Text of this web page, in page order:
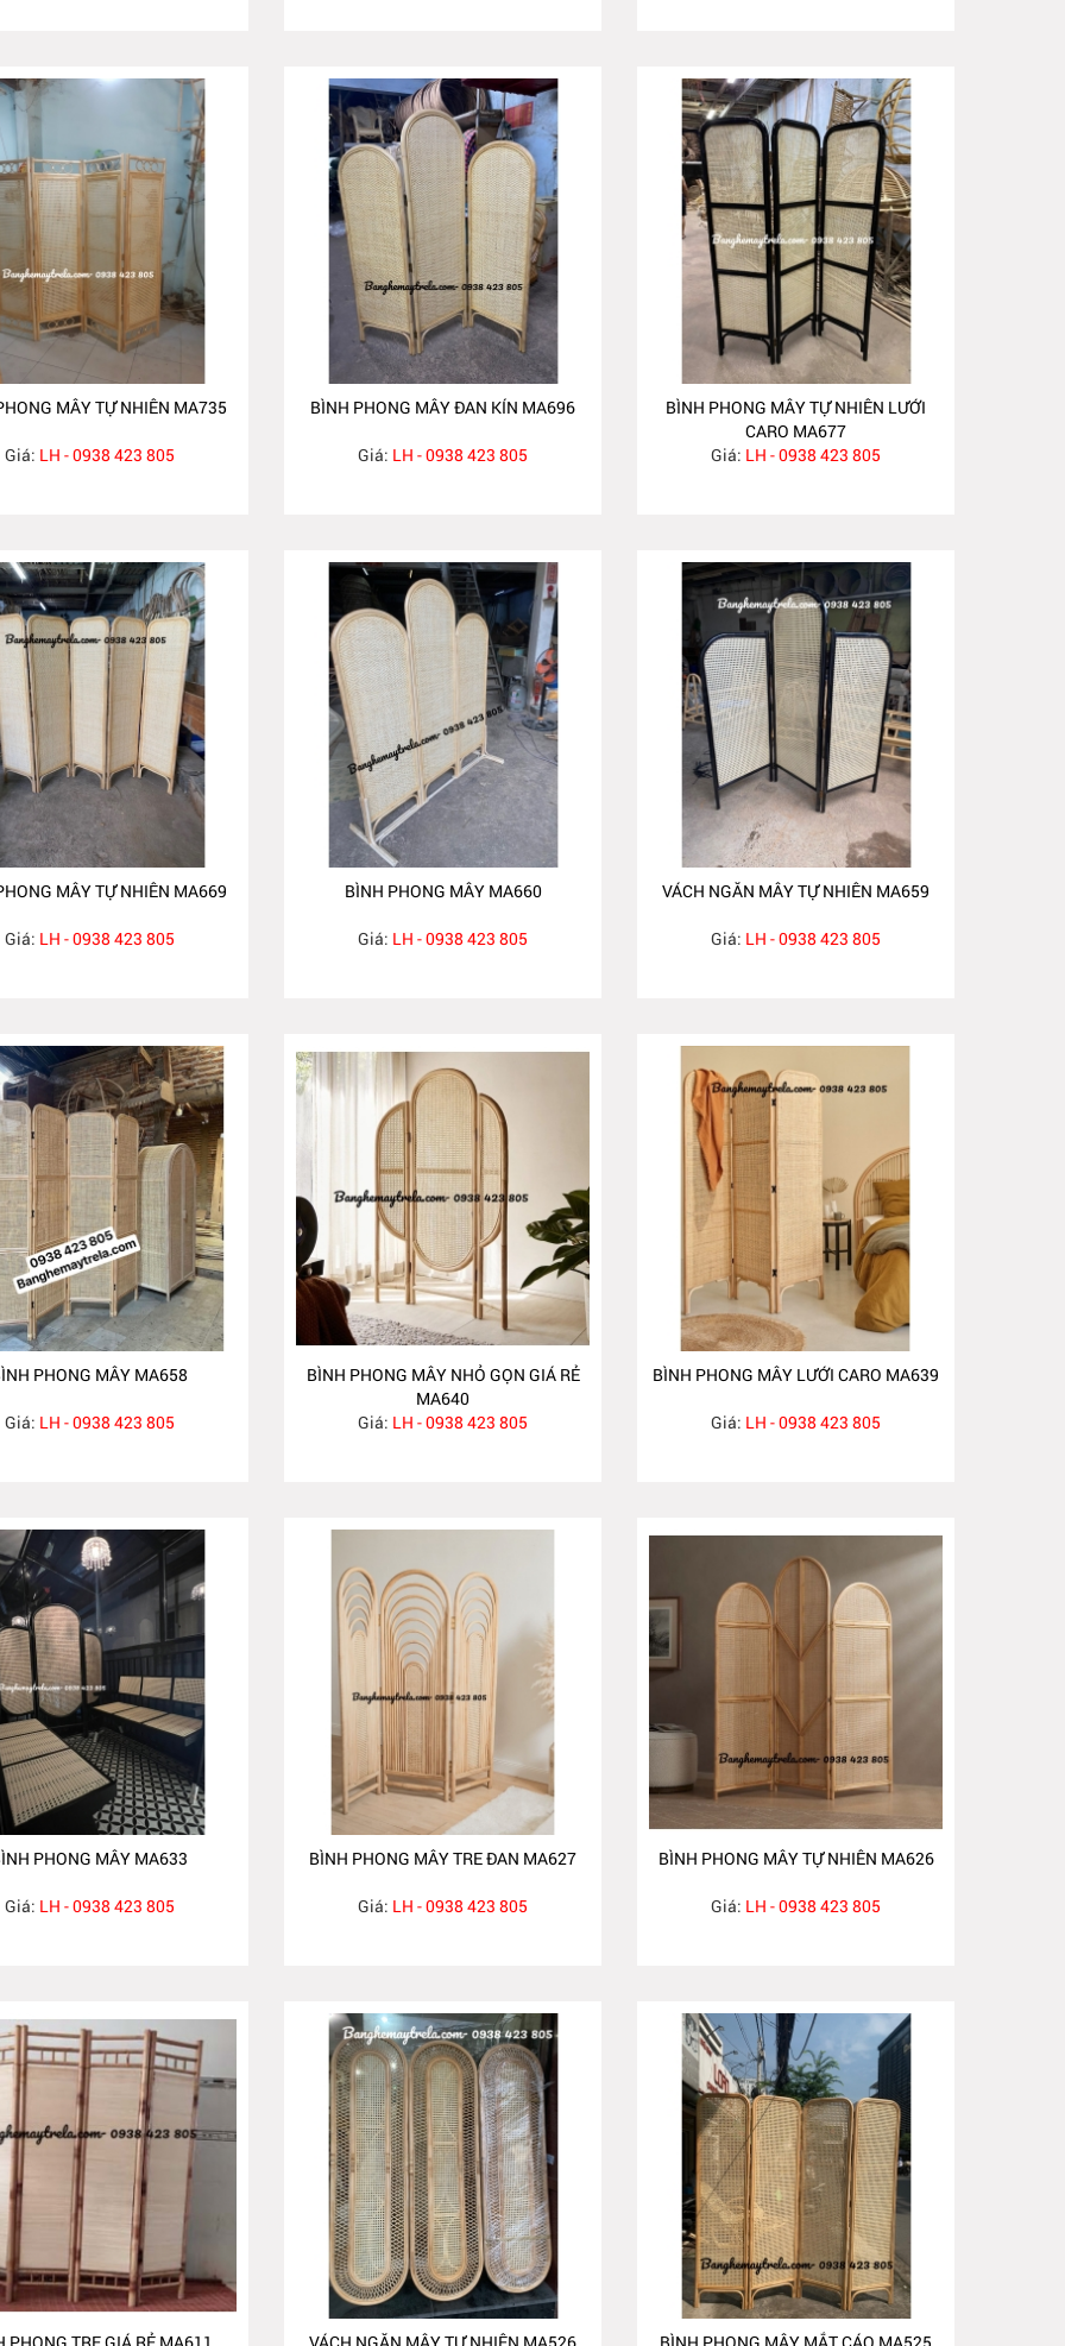
MÂY TỰ NHIÊN MA735
Giá: LH - 0938 423 805
BÌNH PHONG MÂY ĐAN KÍN MA696
Giá: LH - 0938 423 805
BÌNH PHONG MÂY TỰ NHIÊN LƯỚI
CARO MA677
Giá: LH - 0938 423 805
MÂY TỰ NHIÊN MA669
Giá: LH - 0938 423 805
BÌNH PHONG MÂY MA660
Giá: LH - 0938 423 805
VÁCH NGĂN MÂY TỰ NHIÊN MA659
Giá: LH - 0938 423 805
PHONG MÂY MA658
Giá: LH - 0938 423 805
BÌNH PHONG MÂY NHỎ GỌN GIÁ RẺ
MA640
Giá: LH - 0938 423 805
BÌNH PHONG MÂY LƯỚI CARO MA639
Giá: LH - 0938 423 805
PHONG MÂY MA633
Giá: LH - 0938 423 805
BÌNH PHONG MÂY TRE ĐAN MA627
Giá: LH - 0938 423 805
BÌNH PHONG MÂY TỰ NHIÊN MA626
Giá: LH - 0938 423 805